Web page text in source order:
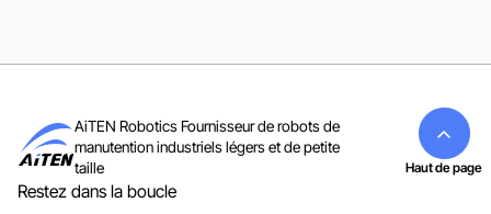
AiTEN Robotics Fournisseur de robots de
manutention industriels légers et de petite
taille
Restez dans la boucle
Haut de page